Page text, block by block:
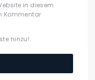
in diesem
Kommentar
hinzu!